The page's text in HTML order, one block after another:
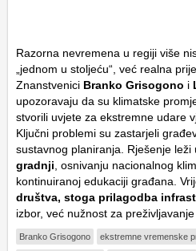
Razorna nevremena u regiji više
„jednom u stoljeću“, već realna
Znanstvenici Branko Grisogono i
upozoravaju da su klimatske
stvorili uvjete za ekstremne udare
Ključni problemi su zastarjeli
sustavnog planiranja. Rješenje leži
gradnji , osnivanju nacionalnog
kontinuiranoj edukaciji građana.
društva, stoga prilagodba
izbor, već nužnost za
Branko Grisogono ekstremne vremenske